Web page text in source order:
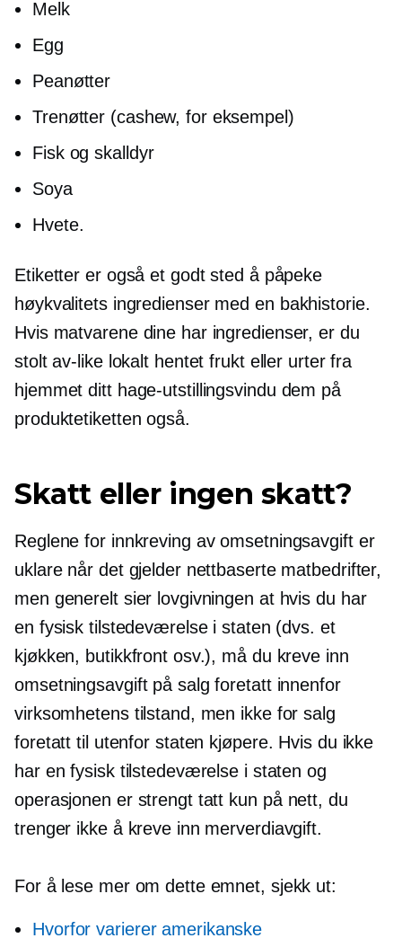
Melk
Egg
Peanøtter
Trenøtter (cashew, for eksempel)
Fisk og skalldyr
Soya
Hvete.
Etiketter er også et godt sted å påpeke
høykvalitetsingredienser med en bakhistorie.
Hvis matvarene dine har ingredienser, er du
stoltav-like lokalt hentet frukt eller urter fra
hjemmet ditt hage-utstillingsvindu dem på
produktetiketten også.
Skatt eller ingen skatt?
Reglene for innkreving av omsetningsavgift er
uklare når det gjelder nettbaserte matbedrifter,
men generelt sier lovgivningen at hvis du har
en fysisk tilstedeværelse i staten (dvs. et
kjøkken, butikkfront osv.), må du kreve inn
omsetningsavgift på salg foretatt innenfor
virksomhetens tilstand, men ikke for salg
foretatt til utenfor staten kjøpere. Hvis du ikke
har en fysisk tilstedeværelse i staten og
operasjonen er strengt tatt kun på nett, du
trenger ikke å kreve inn merverdiavgift.
For å lese mer om dette emnet, sjekk ut:
Hvorfor varierer amerikanske